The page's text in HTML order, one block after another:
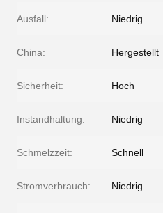
Ausfall: Niedrig
China: Hergestellt
Sicherheit: Hoch
Instandhaltung: Niedrig
Schmelzzeit: Schnell
Stromverbrauch: Niedrig